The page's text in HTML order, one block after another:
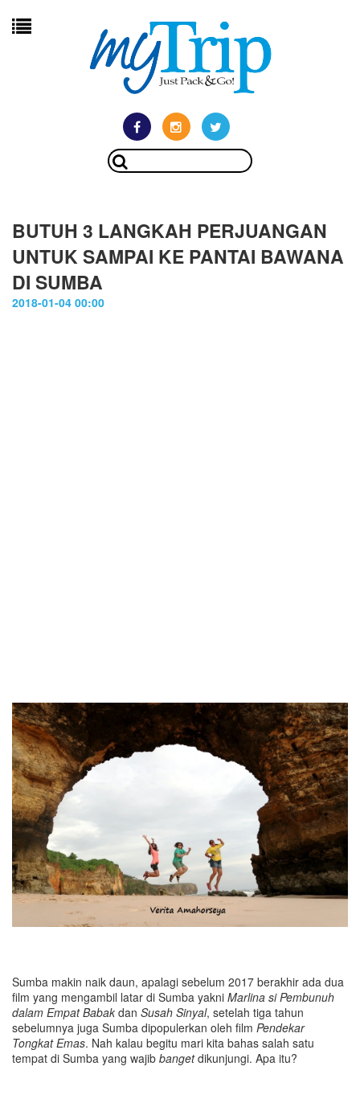
BUTUH 3 LANGKAH PERJUANGAN
UNTUK SAMPAI KE PANTAI BAWANA
DI SUMBA
2018-01-04 00:00
Sumba makin naik daun, apalagi sebelum 2017 berakhir ada dua
film yang mengambil latar di Sumba yakni Marlina si Pembunuh
dalam Empat Babak dan Susah Sinyal, setelah tiga tahun
sebelumnya juga Sumba dipopulerkan oleh film Pendekar
Tongkat Emas. Nah kalau begitu mari kita bahas salah satu
tempat di Sumba yang wajib bangetdikunjungi. Apa itu?